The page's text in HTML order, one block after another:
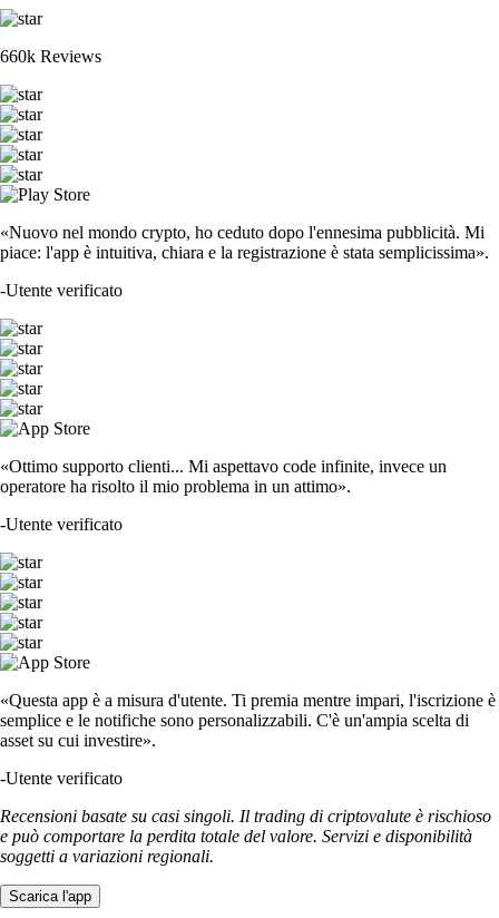
660k Reviews
«Nuovo nel mondo crypto, ho ceduto dopo l'ennesima pubblicità. Mi
piace: l'app è intuitiva, chiara e la registrazione è stata semplicissima».
-Utente verificato
«Ottimo supporto clienti... Mi aspettavo code infinite, invece un
operatore ha risolto il mio problema in un attimo».
-Utente verificato
«Questa app è a misura d'utente. Ti premia mentre impari, l'iscrizione è
semplice e le notifiche sono personalizzabili. C'è un'ampia scelta di
asset su cui investire».
-Utente verificato
Recensioni basate su casi singoli. Il trading di criptovalute è rischioso
e può comportare la perdita totale del valore. Servizi e disponibilità
soggetti a variazioni regionali.
Scarica l'app